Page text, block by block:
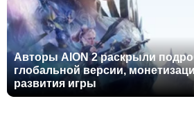
Авторы AION 2 раскрыли
глобальной версии,
развития игры